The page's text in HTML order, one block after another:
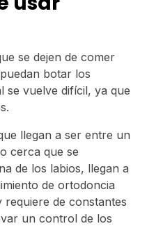
se dejen de comer
botar los
se vuelve difícil, ya que
llegan a ser entre un
cerca que se
de los labios, llegan a
de ortodoncia
de constantes
un control de los